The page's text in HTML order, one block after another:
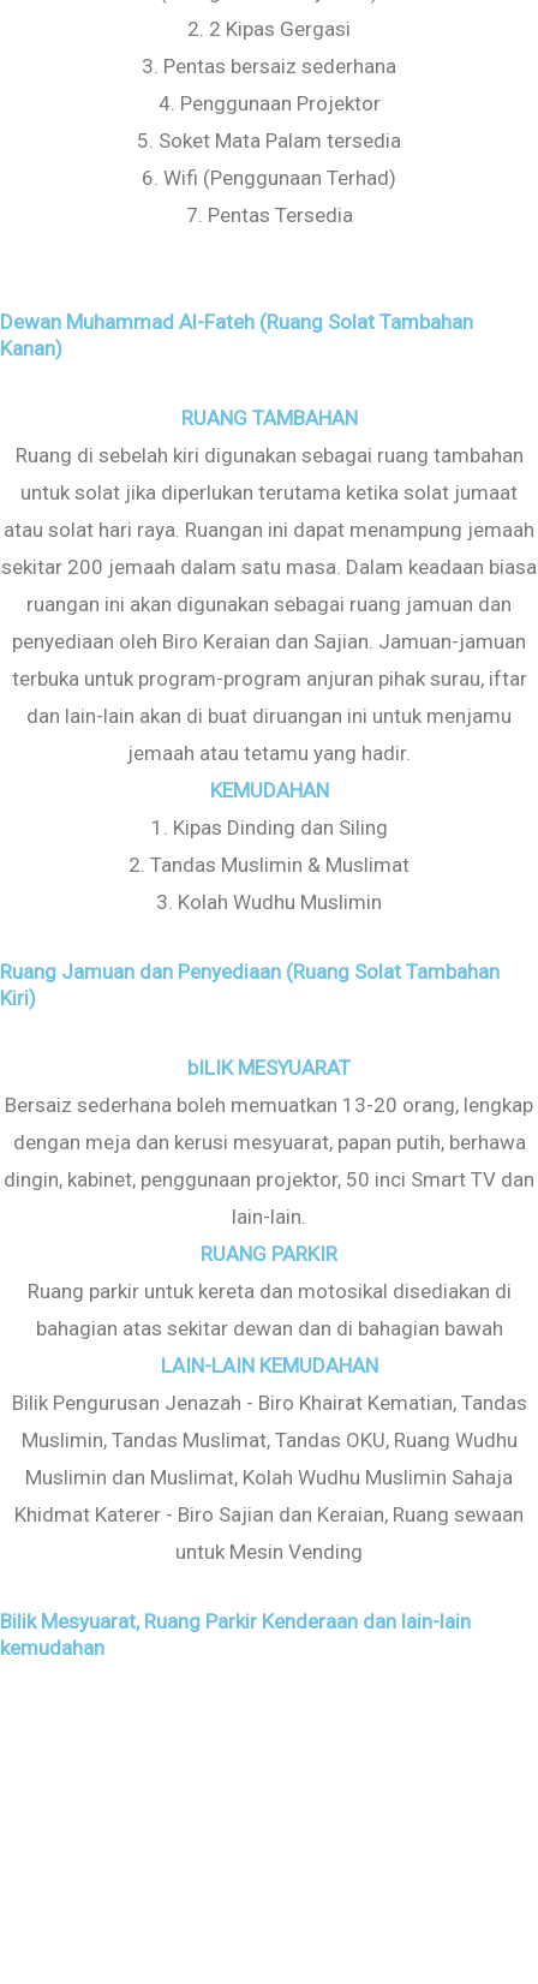
2. 2 Kipas Gergasi
3. Pentas bersaiz sederhana
4. Penggunaan Projektor
5. Soket Mata Palam tersedia
6. Wifi (Penggunaan Terhad)
7. Pentas Tersedia
Dewan Muhammad Al-Fateh (Ruang Solat Tambahan
Kanan)
RUANG TAMBAHAN
Ruang di sebelah kiri digunakan sebagai ruang tambahan
untuk solat jika diperlukan terutama ketika solat jumaat
atau solat hari raya. Ruangan ini dapat menampung jemaah
sekitar 200 jemaah dalam satu masa. Dalam keadaan biasa
ruangan ini akan digunakan sebagai ruang jamuan dan
penyediaan oleh Biro Keraian dan Sajian. Jamuan-jamuan
terbuka untuk program-program anjuran pihak surau, iftar
dan lain-lain akan di buat diruangan ini untuk menjamu
jemaah atau tetamu yang hadir.
KEMUDAHAN
1. Kipas Dinding dan Siling
2. Tandas Muslimin & Muslimat
3. Kolah Wudhu Muslimin
Ruang Jamuan dan Penyediaan (Ruang Solat Tambahan
Kiri)
bILIK MESYUARAT
Bersaiz sederhana boleh memuatkan 13-20 orang, lengkap
dengan meja dan kerusi mesyuarat, papan putih, berhawa
dingin, kabinet, penggunaan projektor, 50 inci Smart TV dan
lain-lain.
RUANG PARKIR
Ruang parkir untuk kereta dan motosikal disediakan di
bahagian atas sekitar dewan dan di bahagian bawah
LAIN-LAIN KEMUDAHAN
Bilik Pengurusan Jenazah - Biro Khairat Kematian, Tandas
Muslimin, Tandas Muslimat, Tandas OKU, Ruang Wudhu
Muslimin dan Muslimat, Kolah Wudhu Muslimin Sahaja
Khidmat Katerer - Biro Sajian dan Keraian, Ruang sewaan
untuk Mesin Vending
Bilik Mesyuarat, Ruang Parkir Kenderaan dan lain-lain
kemudahan